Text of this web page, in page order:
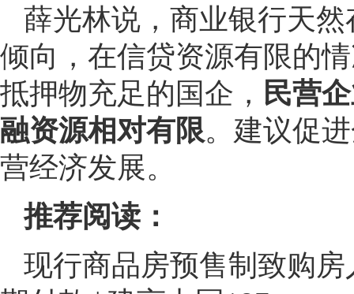
薛光林说，商业银行天
倾向，在信贷资源有限的
抵押物充足的国企， 民营
融资源相对有限。建议促
营经济发展。
推荐阅读：
现行商品房预售制致购